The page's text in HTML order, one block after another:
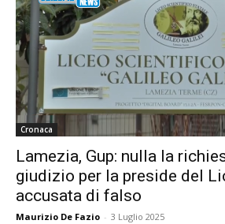
Cronaca
Lamezia, Gup: nulla la
giudizio per la preside del
accusata di falso
Maurizio De Fazio - 3 Luglio 2025